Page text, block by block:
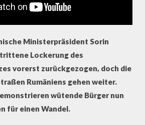
Ministerpräsident Sorin
Lockerung des
vorerst zurückgezogen, doch die
Rumäniens gehen weiter.
wütende Bürger nun
für einen Wandel.